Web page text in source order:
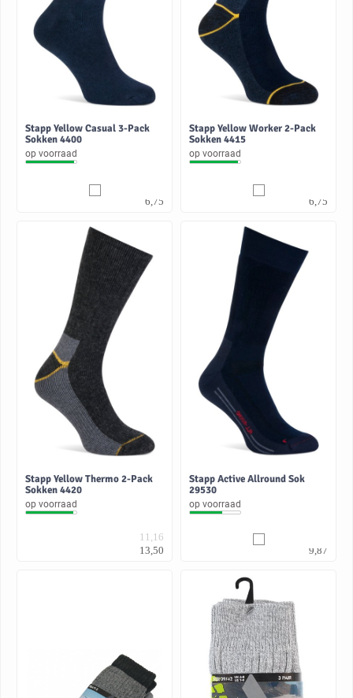
Stapp Yellow Casual 3-Pack
Sokken 4400
op voorraad
6,75
Stapp Yellow Worker 2-Pack
Sokken 4415
op voorraad
6,75
Stapp Yellow Thermo 2-Pack
Sokken 4420
op voorraad
11,16
13,50
Stapp Active Allround Sok
29530
op voorraad
9,87